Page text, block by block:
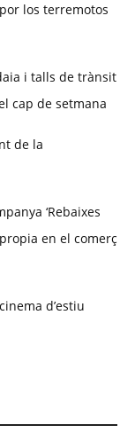
los terremotos
i talls de trànsit
cap de setmana
de la
‘Rebaixes
en el comerç
d’estiu